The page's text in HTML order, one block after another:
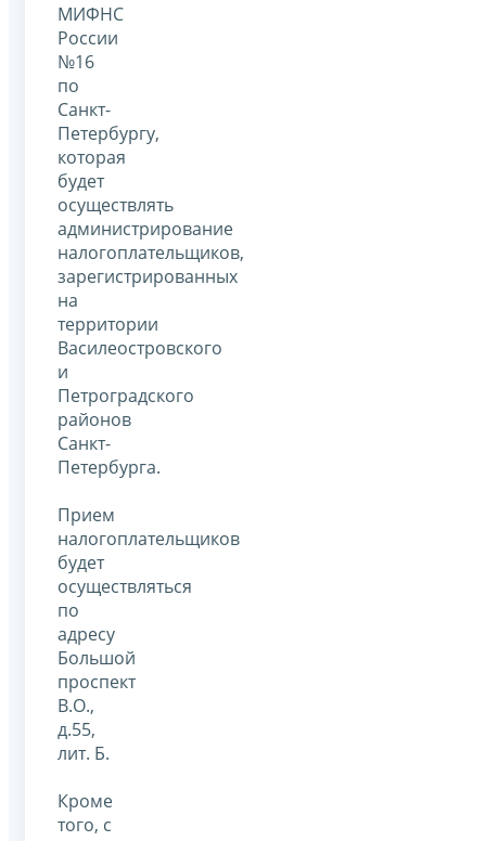
МИФНС
России
№16
по
Санкт-
Петербургу,
которая
будет
осуществлять
администрирование
налогоплательщиков,
зарегистрированных
на
территории
Василеостровского
и
Петроградского
районов
Санкт-
Петербурга.
Прием
налогоплательщиков
будет
осуществляться
по
адресу
Большой
проспект
В.О.,
д.55,
лит. Б.
Кроме
того, с